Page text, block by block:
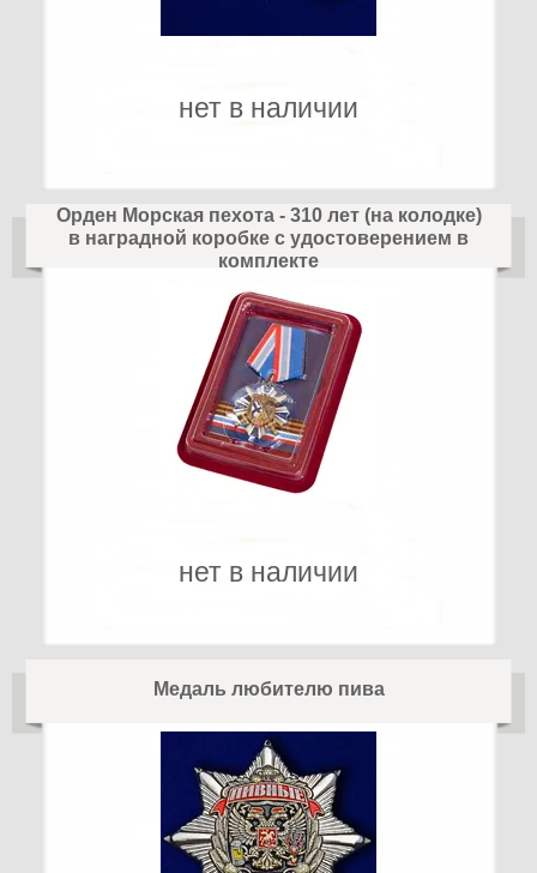
нет в наличии
Орден Морская пехота - 310 лет (на колодке)
в наградной коробке с удостоверением в
комплекте
нет в наличии
Медаль любителю пива